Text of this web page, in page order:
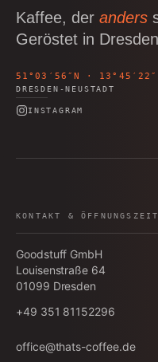
Kaffee, der anders
Geröstet in
51°03′56″N ·
DRESDEN-NEUSTADT
INSTAGRAM
KONTAKT &
Goodstuff GmbH
Louisenstraße 64
01099 Dresden
+49 351 81152296
office@thats-coffee.de